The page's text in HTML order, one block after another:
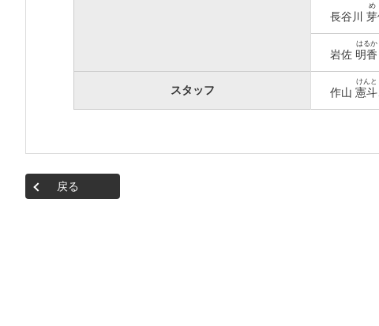
長谷川
め
岩佐 明香
はるか
スタッフ 作山憲斗
けんと
戻る